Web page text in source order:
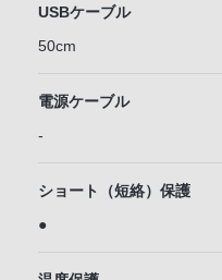
USBケーブル
50cm
電源ケーブル
-
ショート（短絡）保護
●